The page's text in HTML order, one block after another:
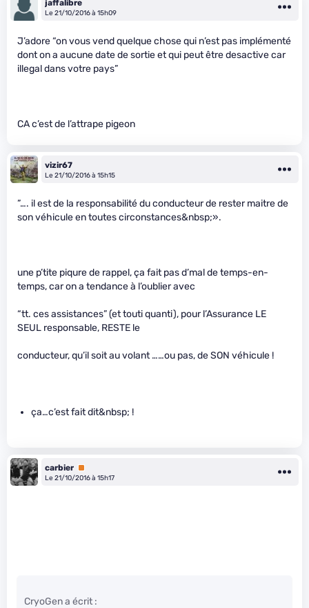
jaffalibre
Le 21/10/2016 à 15h09
J’adore “on vous vend quelque chose qui n’est pas implémenté
dont on a aucune date de sortie et qui peut être desactive car
illegal dans votre pays”
CA c’est de l’attrape pigeon
vizir67
Le 21/10/2016 à 15h15
”…. il est de la responsabilité du conducteur de rester maitre de
son véhicule en toutes circonstances&nbsp;».
une p’tite piqure de rappel, ça fait pas d’mal de temps-en-
temps, car on a tendance à l’oublier avec
“tt. ces assistances” (et touti quanti), pour l’Assurance LE
SEUL responsable, RESTE le
conducteur, qu’il soit au volant ……ou pas, de SON véhicule !
ça…c’est fait dit&nbsp; !
carbier Premium
Le 21/10/2016 à 15h17
CryoGen a écrit :